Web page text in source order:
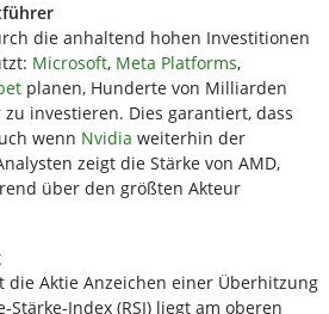
die anhaltend hohen Investitionen
Microsoft, Meta Platforms,
planen, Hunderte von Milliarden
investieren. Dies garantiert, dass
wenn Nvidia weiterhin der
zeigt die Stärke von AMD,
über den größten Akteur
die Aktie Anzeichen einer Überhitzung
Stärke-Index (RSI) liegt am oberen